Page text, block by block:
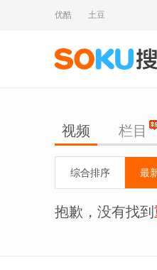
优酷 土豆
视频 栏目
综合排序 最
抱歉，没有找到